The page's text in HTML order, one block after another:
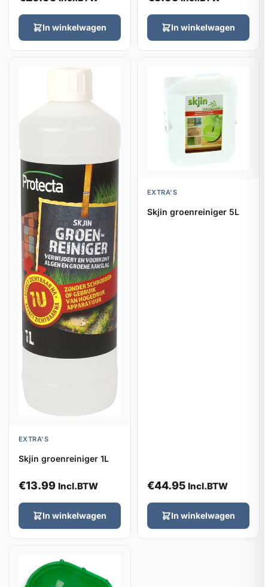
In winkelwagen In winkelwagen
EXTRA'S
Skjin groenreiniger 1L
€13.99 Incl.BTW
In winkelwagen
EXTRA'S
Skjin groenreiniger 5L
€44.95 Incl.BTW
In winkelwagen